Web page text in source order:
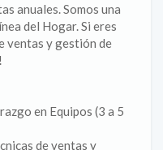
anuales. Somos una
del Hogar. Si eres
ventas y gestión de
en Equipos (3 a 5
de ventas y